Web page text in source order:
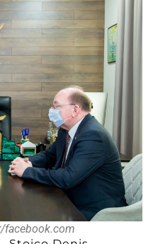
facebook.com